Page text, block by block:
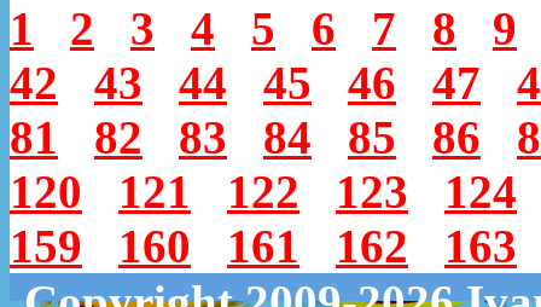
1 2 3 4 5 6 7 8
9
42
43 44 45 46 47
81
82 83 84 85 86
120
121 122 123
124
159
160 161 162
163